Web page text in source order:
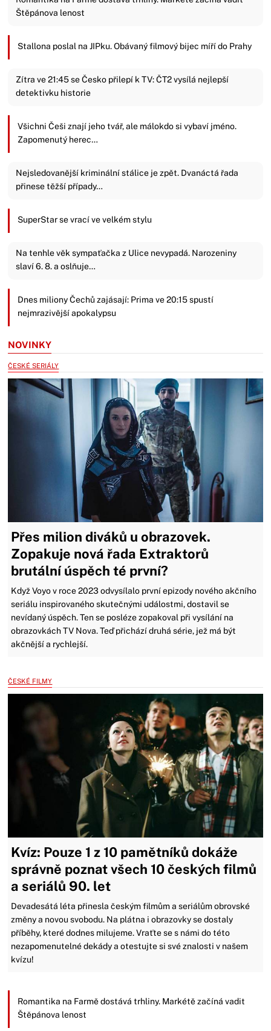
Štěpánova lenost
Stallona poslal na JIPku. Obávaný filmový bijec míří do Prahy
Zítra ve 21:45 se Česko přilepí k TV: ČT2 vysílá nejlepší
detektivku historie
Všichni Češi znají jeho tvář, ale málokdo si vybaví jméno.
Zapomenutý herec…
Nejsledovanější kriminální stálice je zpět. Dvanáctá řada
přinese těžší případy…
SuperStar se vrací ve velkém stylu
Na tenhle věk sympaťačka z Ulice nevypadá. Narozeniny
slaví 6. 8. a oslňuje…
Dnes miliony Čechů zajásají: Prima ve 20:15 spustí
nejmrazivější apokalypsu
NOVINKY
ČESKÉ SERIÁLY
Přes milion diváků u obrazovek.
Zopakuje nová řada Extraktorů
brutální úspěch té první?
Když Voyo v roce 2023 odvysílalo první epizody nového akčního
seriálu inspirovaného skutečnými událostmi, dostavil se
nevídaný úspěch. Ten se posléze zopakoval při vysílání na
obrazovkách TV Nova. Teď přichází druhá série, jež má být
akčnější a rychlejší.
ČESKÉ FILMY
Kvíz: Pouze 1 z 10 pamětníků dokáže
správně poznat všech 10 českých filmů
a seriálů 90. let
Devadesátá léta přinesla českým filmům a seriálům obrovské
změny a novou svobodu. Na plátna i obrazovky se dostaly
příběhy, které dodnes milujeme. Vraťte se s námi do této
nezapomenutelné dekády a otestujte si své znalosti v našem
kvízu!
Romantika na Farmě dostává trhliny. Markétě začíná vadit
Štěpánova lenost